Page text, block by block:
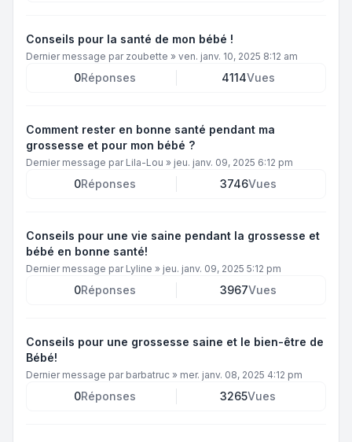
Conseils pour la santé de mon bébé !
Dernier message par zoubette » ven. janv. 10, 2025 8:12 am
0Réponses 4114Vues
Comment rester en bonne santé pendant ma
grossesse et pour mon bébé ?
Dernier message par Lila-Lou » jeu. janv. 09, 2025 6:12 pm
0Réponses 3746Vues
Conseils pour une vie saine pendant la grossesse et
bébé en bonne santé!
Dernier message par Lyline » jeu. janv. 09, 2025 5:12 pm
0Réponses 3967Vues
Conseils pour une grossesse saine et le bien-être de
Bébé!
Dernier message par barbatruc » mer. janv. 08, 2025 4:12 pm
0Réponses 3265Vues